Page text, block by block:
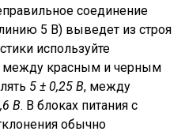
соединение
5 В) выведет из строя
используйте
между красным и черным
5 ± 0,25 В, между
В. В блоках питания с
обычно